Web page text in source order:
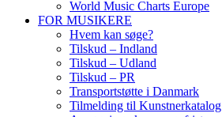
World Music Charts Europe
FOR MUSIKERE
Hvem kan søge?
Tilskud – Indland
Tilskud – Udland
Tilskud – PR
Transportstøtte i Danmark
Tilmelding til Kunstnerkatalog